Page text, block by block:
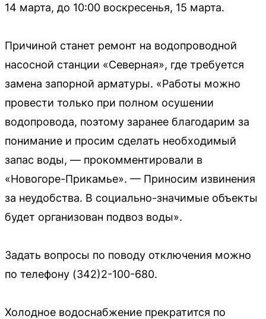
14 марта, до 10:00 воскресенья, 15 марта.
Причиной станет ремонт на водопроводной
насосной станции «Северная», где требуется
замена запорной арматуры. «Работы можно
провести только при полном осушении
водопровода, поэтому заранее благодарим за
понимание и просим сделать необходимый
запас воды, — прокомментировали в
«Новогоре-Прикамье». — Приносим извинения
за неудобства. В социально-значимые объекты
будет организован подвоз воды».
Задать вопросы по поводу отключения можно
по телефону (342)2-100-680.
Холодное водоснабжение прекратится по